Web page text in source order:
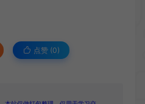
点赞 (0)